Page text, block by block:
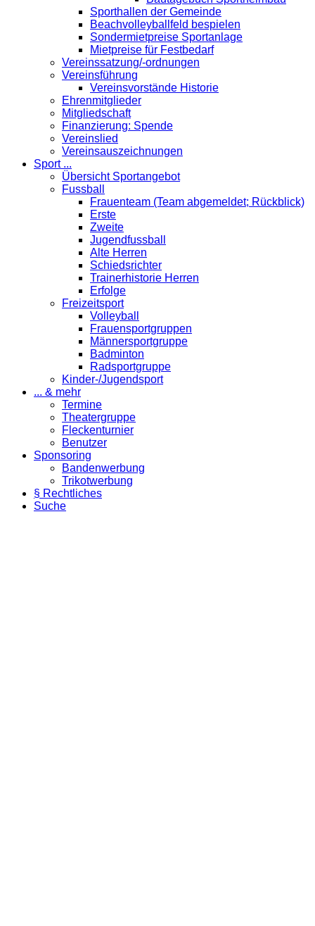
Sporthallen der Gemeinde
Beachvolleyballfeld bespielen
Sondermietpreise Sportanlage
Mietpreise für Festbedarf
Vereinssatzung/-ordnungen
Vereinsführung
Vereinsvorstände Historie
Ehrenmitglieder
Mitgliedschaft
Finanzierung: Spende
Vereinslied
Vereinsauszeichnungen
Sport ...
Übersicht Sportangebot
Fussball
Frauenteam (Team abgemeldet; Rückblick)
Erste
Zweite
Jugendfussball
Alte Herren
Schiedsrichter
Trainerhistorie Herren
Erfolge
Freizeitsport
Volleyball
Frauensportgruppen
Männersportgruppe
Badminton
Radsportgruppe
Kinder-/Jugendsport
... & mehr
Termine
Theatergruppe
Fleckenturnier
Benutzer
Sponsoring
Bandenwerbung
Trikotwerbung
§ Rechtliches
Suche